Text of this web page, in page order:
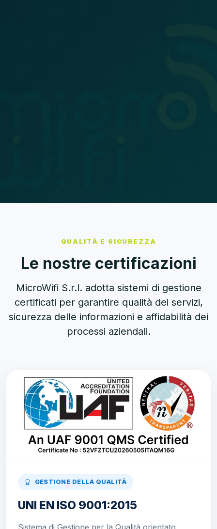
QUALITÀ E SICUREZZA
Le nostre certificazioni
MicroWifi S.r.l. adotta sistemi di gestione
certificati per garantire qualità dei servizi,
sicurezza delle informazioni e affidabilità dei
processi aziendali.
GESTIONE DELLA QUALITÀ
UNI EN ISO 9001:2015